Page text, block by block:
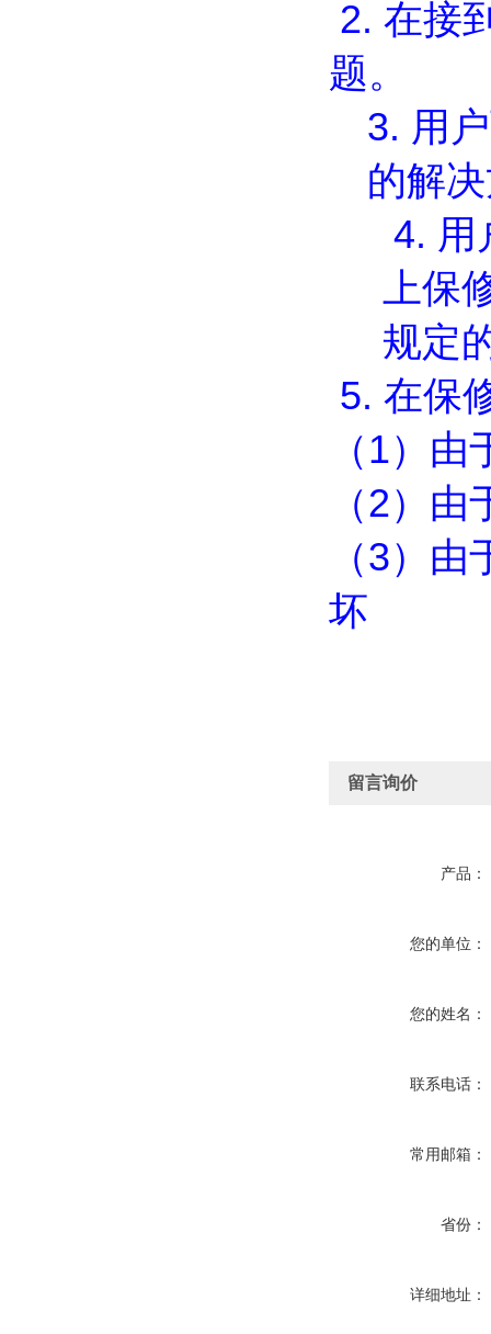
2. 在接
题。
3. 用
的解
4. 用
上保
规定
5. 在保
（1）由
（2）由
（3）由
坏
留言询价
产品：
您的单位：
您的姓名：
联系电话：
常用邮箱：
省份：
详细地址：